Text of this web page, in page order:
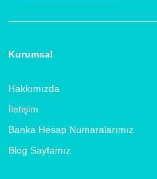
Kurumsal
Hakkımızda
İletişim
Banka Hesap Numaralarımız
Blog Sayfamız